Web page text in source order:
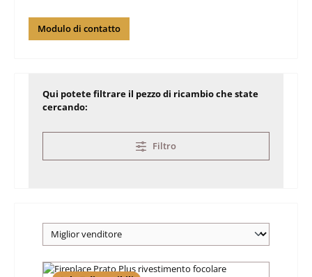
Modulo di contatto
Qui potete filtrare il pezzo di ricambio che state
cercando:
Filtro